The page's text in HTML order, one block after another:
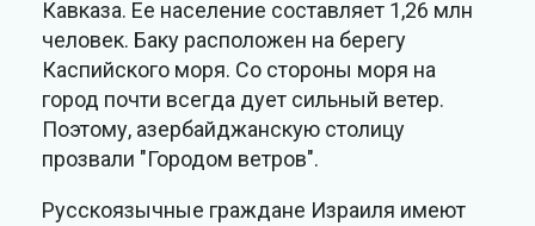
Кавказа. Ее население составляет 1,26 млн
человек. Баку расположен на берегу
Каспийского моря. Со стороны моря на
город почти всегда дует сильный ветер.
Поэтому, азербайджанскую столицу
прозвали "Городом ветров".
Русскоязычные граждане Израиля имеют